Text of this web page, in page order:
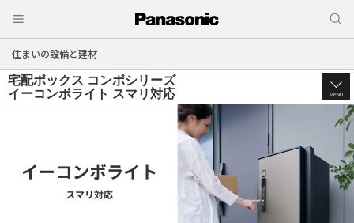
住まいの設備と建材
宅配ボックス コンボシリーズ
イーコンボライト スマリ対応
MENU